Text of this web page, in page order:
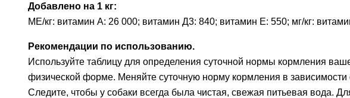
Добавлено на 1 кг:
МЕ/кг: витамин A: 26 000; витамин Д3: 840; витамин Е: 550; мг/кг:
Рекомендации по использованию.
Используйте таблицу для определения суточной нормы кормления
физической форме. Меняйте суточную норму кормления в зависимости
Следите, чтобы у собаки всегда была чистая, свежая питьевая вода.